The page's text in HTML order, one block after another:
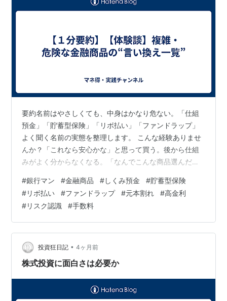
要約名前はやさしくても、中身はかなり危ない。「仕組
預金」「貯蓄型保険」「リボ払い」「ファンドラップ」
よく聞く名前の実態を整理します。 こんな経験ありませ
んか？「これなら安心かな」と思って買う。後から仕組
みがよく分からなくなる。「なんでこんな商品選んだん
預金の本当の正体普通の預金に、金融派生商品が組み込
まれた商品です。途中解約しにくいだけでなく、為替次
第で元本割れの可能性もあります。名前は「預金」で
も、実態はかなり複雑です。 貯蓄型保険の裏側保険と貯
蓄がセットになったものです。保障部分に手数料が大き
く含まれるため、運用性は実は厳しいことが多いで…
#銀行マン #金融商品 #しくみ預金 #貯蓄型保険
#リボ払い #ファンドラップ #元本割れ #高金利
#リスク認識 #手数料
投資狂日記 • 4ヶ月前
株式投資に面白さは必要か